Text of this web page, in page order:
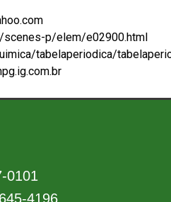
p/elem/e02900.html
tabelaperiodica/
0101
4196